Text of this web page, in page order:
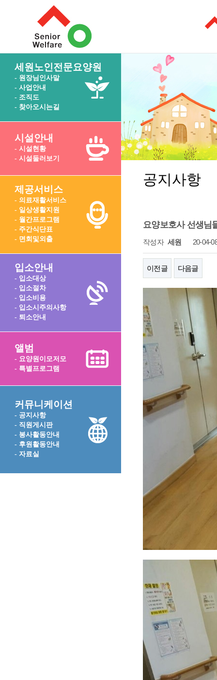
세원노인전문요양원
- 원장님인사말
- 사업안내
- 조직도
- 찾아오시는길
시설안내
- 시설현황
- 시설둘러보기
제공서비스
- 의료재활서비스
- 일상생활지원
- 월간프로그램
- 주간식단표
- 면회및외출
입소안내
- 입소대상
- 입소절차
- 입소비용
- 입소시주의사항
- 퇴소안내
앨범
- 요양원이모저모
- 특별프로그램
커뮤니케이션
- 공지사항
- 직원게시판
- 봉사활동안내
- 후원활동안내
- 자료실
공지사항
요양보호사 선생님
작성자 세원 20-04-
이전글 다음글